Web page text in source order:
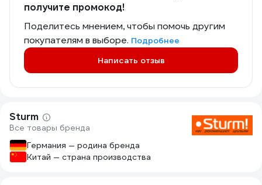
получите промокод!
Поделитесь мнением, чтобы помочь другим
покупателям в выборе. Подробнее
Написать отзыв
Sturm
Все товары бренда
Германия — родина бренда
Китай — страна производства